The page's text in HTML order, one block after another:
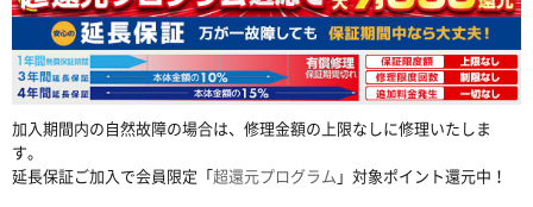
加入期間内の自然故障の場合は、修理金額の上限なしに修理いたしま
す。
延長保証ご加入で会員限定「超還元プログラム 」対象ポイント還元中！